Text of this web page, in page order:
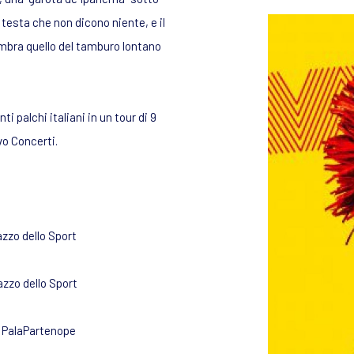
che non dicono niente, e il
quello del tamburo lontano
palchi italiani in un tour di 9
Concerti.
dello Sport
dello Sport